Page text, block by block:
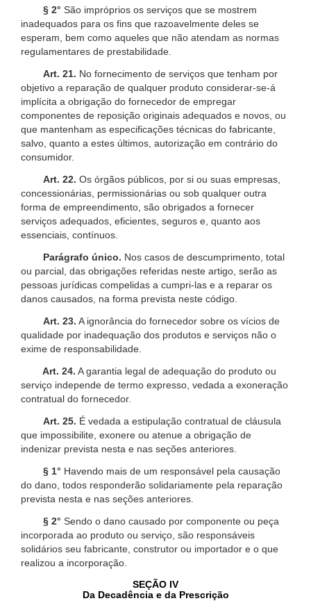
§ 2° São impróprios os serviços que se mostrem
inadequados para os fins que razoavelmente deles se
esperam, bem como aqueles que não atendam as normas
regulamentares de prestabilidade.
Art. 21. No fornecimento de serviços que tenham por
objetivo a reparação de qualquer produto considerar-se-á
implícita a obrigação do fornecedor de empregar
componentes de reposição originais adequados e novos, ou
que mantenham as especificações técnicas do fabricante,
salvo, quanto a estes últimos, autorização em contrário do
consumidor.
Art. 22. Os órgãos públicos, por si ou suas empresas,
concessionárias, permissionárias ou sob qualquer outra
forma de empreendimento, são obrigados a fornecer
serviços adequados, eficientes, seguros e, quanto aos
essenciais, contínuos.
Parágrafo único. Nos casos de descumprimento, total
ou parcial, das obrigações referidas neste artigo, serão as
pessoas jurídicas compelidas a cumpri-las e a reparar os
danos causados, na forma prevista neste código.
Art. 23. A ignorância do fornecedor sobre os vícios de
qualidade por inadequação dos produtos e serviços não o
exime de responsabilidade.
Art. 24. A garantia legal de adequação do produto ou
serviço independe de termo expresso, vedada a exoneração
contratual do fornecedor.
Art. 25. É vedada a estipulação contratual de cláusula
que impossibilite, exonere ou atenue a obrigação de
indenizar prevista nesta e nas seções anteriores.
§ 1° Havendo mais de um responsável pela causação
do dano, todos responderão solidariamente pela reparação
prevista nesta e nas seções anteriores.
§ 2° Sendo o dano causado por componente ou peça
incorporada ao produto ou serviço, são responsáveis
solidários seu fabricante, construtor ou importador e o que
realizou a incorporação.
SEÇÃO IV
Da Decadência e da Prescrição